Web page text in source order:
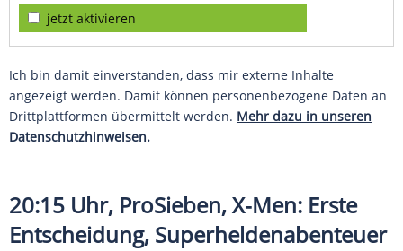
jetzt aktivieren
Ich bin damit einverstanden, dass mir externe Inhalte
angezeigt werden. Damit können personenbezogene Daten an
Drittplattformen übermittelt werden. Mehr dazu in unseren
Datenschutzhinweisen.
20:15 Uhr, ProSieben, X-Men: Erste
Entscheidung, Superheldenabenteuer